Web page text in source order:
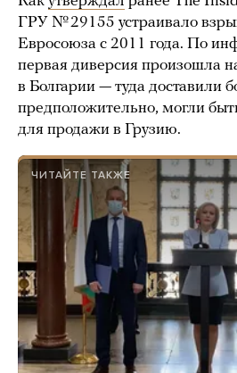
ГРУ № 29155 устраивало
Евросоюза с 2011 года. По
первая диверсия произошла
в Болгарии — туда доставили
предположительно, могли
для продажи в Грузию.
ЧИТАЙТЕ ТАКЖЕ